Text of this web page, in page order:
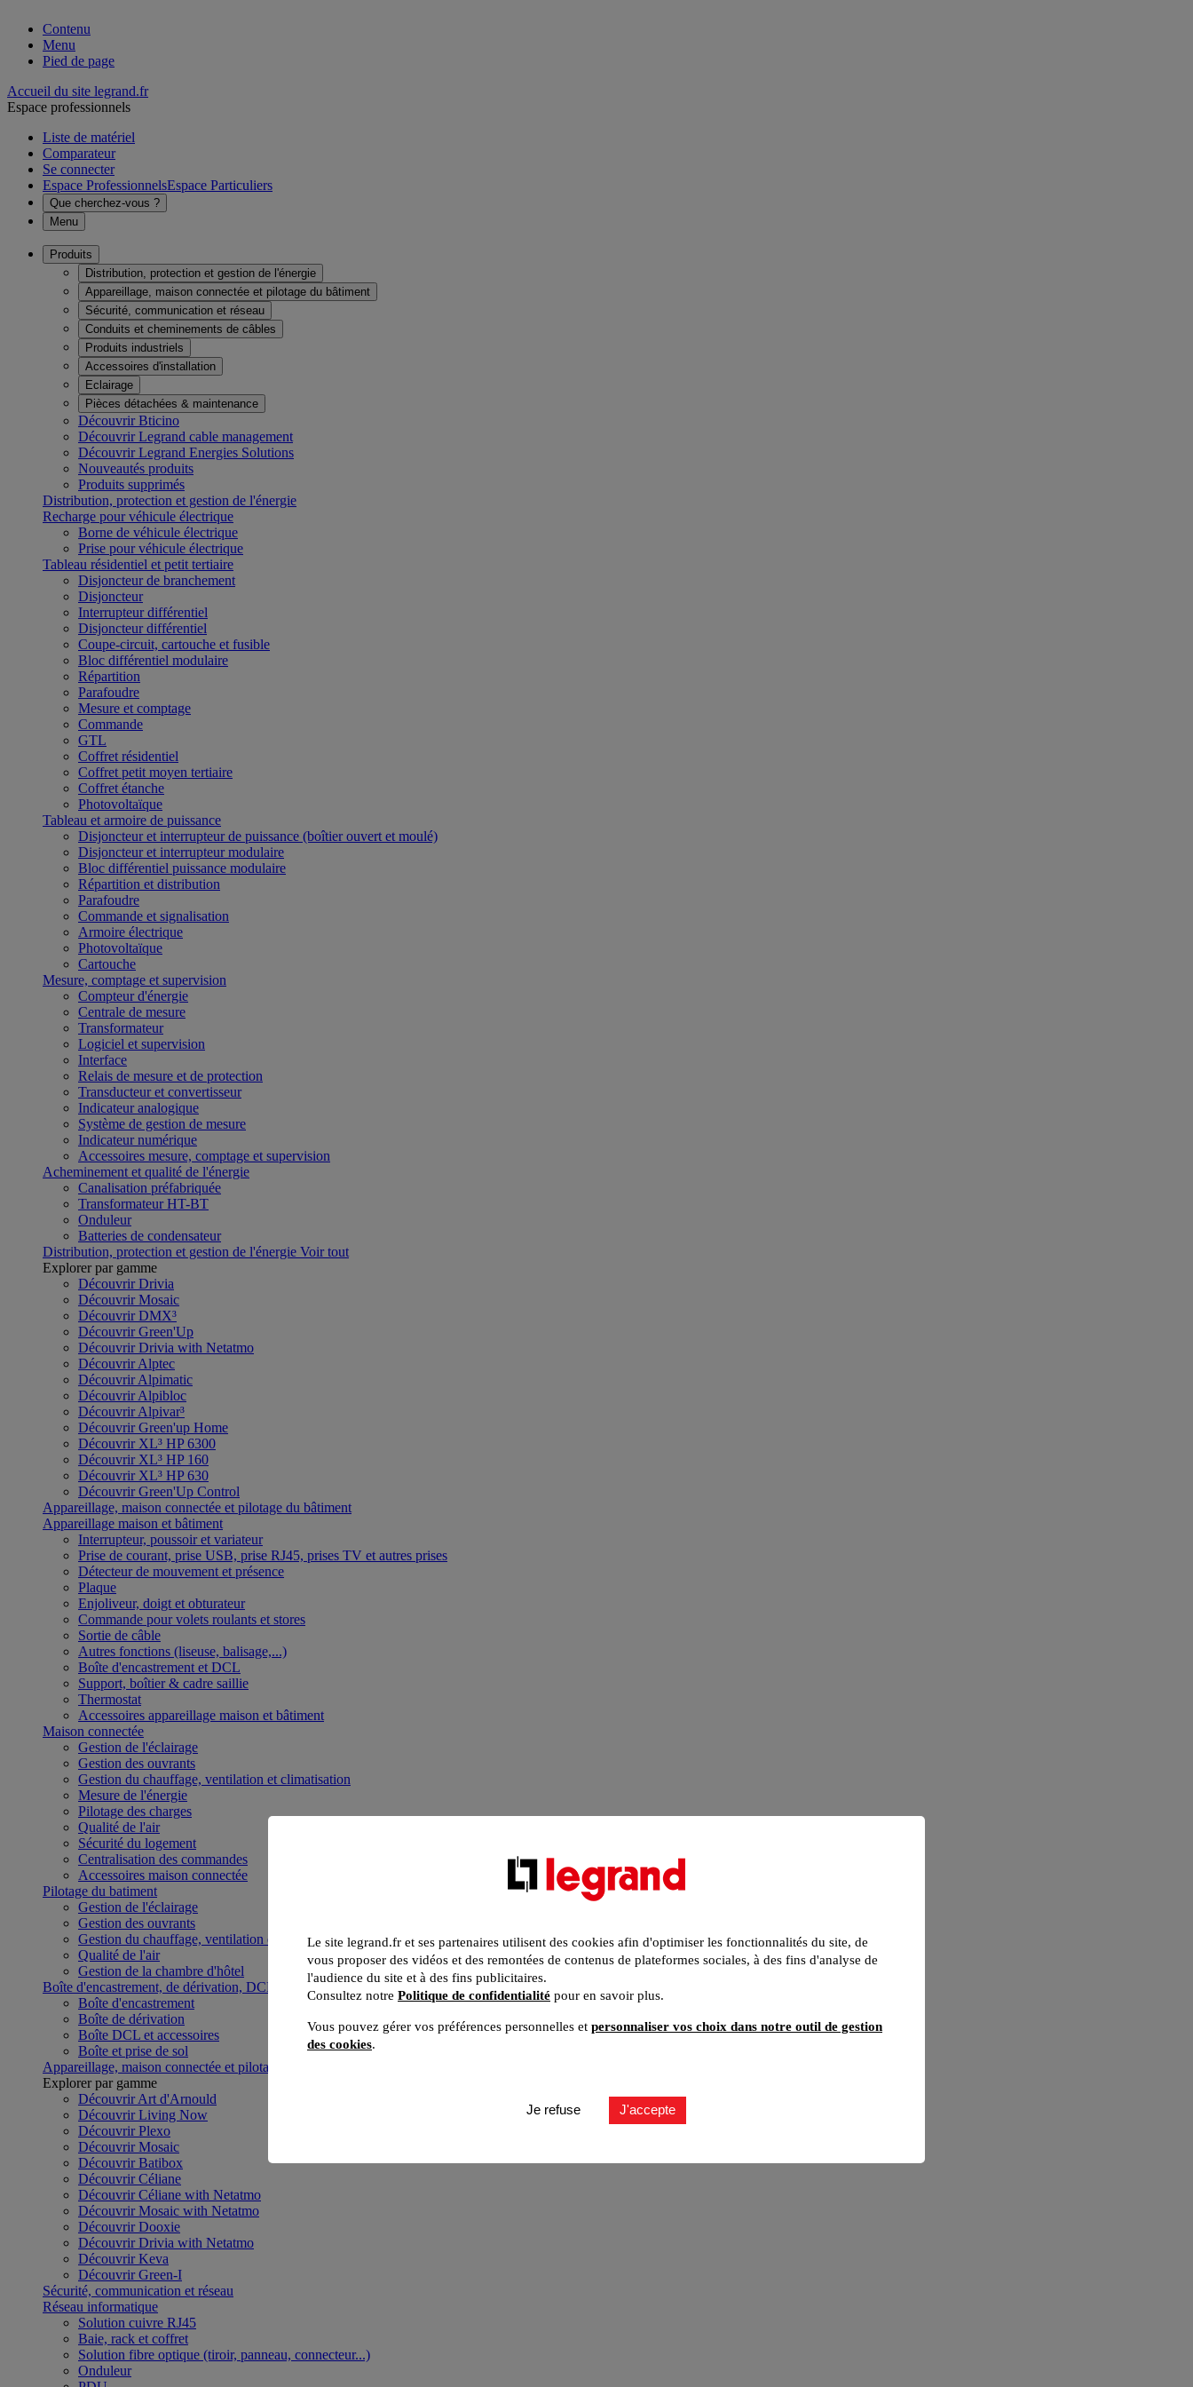
Contenu
Menu
Pied de page
Accueil du site legrand.fr
Espace professionnels
Liste de matériel
Comparateur
Se connecter
Espace ProfessionnelsEspace Particuliers
Que cherchez-vous ?
Menu
Produits
Distribution, protection et gestion de l'énergie
Appareillage, maison connectée et pilotage du bâtiment
Sécurité, communication et réseau
Conduits et cheminements de câbles
Produits industriels
Accessoires d'installation
Eclairage
Pièces détachées & maintenance
Découvrir Bticino
Découvrir Legrand cable management
Découvrir Legrand Energies Solutions
Nouveautés produits
Produits supprimés
Distribution, protection et gestion de l'énergie
Recharge pour véhicule électrique
Borne de véhicule électrique
Prise pour véhicule électrique
Tableau résidentiel et petit tertiaire
Disjoncteur de branchement
Disjoncteur
Interrupteur différentiel
Disjoncteur différentiel
Coupe-circuit, cartouche et fusible
Bloc différentiel modulaire
Répartition
Parafoudre
Mesure et comptage
Commande
GTL
Coffret résidentiel
Coffret petit moyen tertiaire
Coffret étanche
Photovoltaïque
Tableau et armoire de puissance
Disjoncteur et interrupteur de puissance (boîtier ouvert et moulé)
Disjoncteur et interrupteur modulaire
Bloc différentiel puissance modulaire
Répartition et distribution
Parafoudre
Commande et signalisation
Armoire électrique
Photovoltaïque
Cartouche
Mesure, comptage et supervision
Compteur d'énergie
Centrale de mesure
Transformateur
Logiciel et supervision
Interface
Relais de mesure et de protection
Transducteur et convertisseur
Indicateur analogique
Système de gestion de mesure
Indicateur numérique
Accessoires mesure, comptage et supervision
Acheminement et qualité de l'énergie
Canalisation préfabriquée
Transformateur HT-BT
Onduleur
Batteries de condensateur
Distribution, protection et gestion de l'énergie Voir tout
Explorer par gamme
Découvrir Drivia
Découvrir Mosaic
Découvrir DMX³
Découvrir Green'Up
Découvrir Drivia with Netatmo
Découvrir Alptec
Découvrir Alpimatic
Découvrir Alpibloc
Découvrir Alpivar³
Découvrir Green'up Home
Découvrir XL³ HP 6300
Découvrir XL³ HP 160
Découvrir XL³ HP 630
Découvrir Green'Up Control
Appareillage, maison connectée et pilotage du bâtiment
Appareillage maison et bâtiment
Interrupteur, poussoir et variateur
Prise de courant, prise USB, prise RJ45, prises TV et autres prises
Détecteur de mouvement et présence
Plaque
Enjoliveur, doigt et obturateur
Commande pour volets roulants et stores
Sortie de câble
Autres fonctions (liseuse, balisage,...)
Boîte d'encastrement et DCL
Support, boîtier & cadre saillie
Thermostat
Accessoires appareillage maison et bâtiment
Maison connectée
Gestion de l'éclairage
Gestion des ouvrants
Gestion du chauffage, ventilation et climatisation
Mesure de l'énergie
Pilotage des charges
Qualité de l'air
Sécurité du logement
Centralisation des commandes
Accessoires maison connectée
Pilotage du batiment
Gestion de l'éclairage
Gestion des ouvrants
Gestion du chauffage, ventilation et climatisation
Qualité de l'air
Gestion de la chambre d'hôtel
Boîte d'encastrement, de dérivation, DCL et boîte de sol
Boîte d'encastrement
Boîte de dérivation
Boîte DCL et accessoires
Boîte et prise de sol
Appareillage, maison connectée et pilotage du bâtiment
Explorer par gamme
Découvrir Art d'Arnould
Découvrir Living Now
Découvrir Plexo
Découvrir Mosaic
Découvrir Batibox
Découvrir Céliane
Découvrir Céliane with Netatmo
Découvrir Mosaic with Netatmo
Découvrir Dooxie
Découvrir Drivia with Netatmo
Découvrir Keva
Découvrir Green-I
Sécurité, communication et réseau
Réseau informatique
Solution cuivre RJ45
Baie, rack et coffret
Solution fibre optique (tiroir, panneau, connecteur...)
Onduleur
Le site legrand.fr et ses partenaires utilisent des cookies afin d'optimiser les fonctionnalités du site, de
vous proposer des vidéos et des remontées de contenus de plateformes sociales, à des fins d'analyse de
l'audience du site et à des fins publicitaires.
Consultez notre Politique de confidentialité pour en savoir plus.
Vous pouvez gérer vos préférences personnelles et personnaliser vos choix dans notre outil de gestion
des cookies.
Je refuse J'accepte